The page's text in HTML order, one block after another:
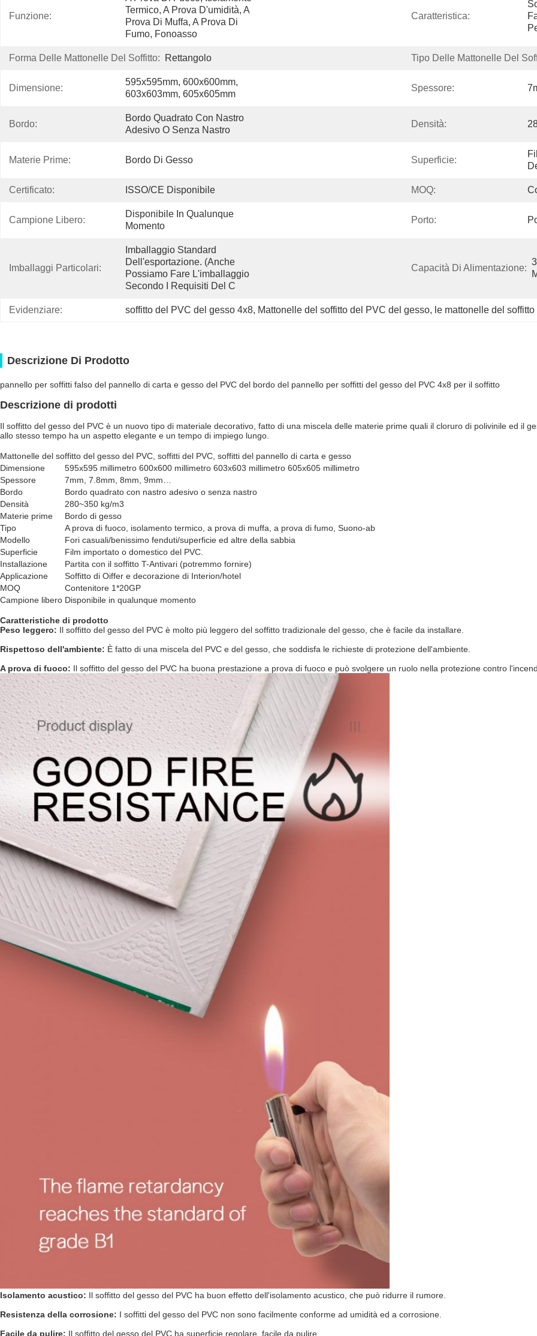
Funzione:
Termico, A Prova D'umidità, A
Prova Di Muffa, A Prova Di
Fumo, Fonoasso
Caratteristica:
Forma Delle Mattonelle Del Soffitto: Rettangolo Tipo Delle Mattonelle Del
Dimensione:
595x595mm, 600x600mm,
603x603mm, 605x605mm
Spessore:
Bordo:
Bordo Quadrato Con Nastro
Adesivo O Senza Nastro
Densità:
Materie Prime: Bordo Di Gesso Superficie:
Certificato: ISSO/CE Disponibile MOQ:
Campione Libero:
Disponibile In Qualunque
Momento
Porto:
Imballaggi Particolari:
Imballaggio Standard
Dell'esportazione. (anche
Possiamo Fare L'imballaggio
Secondo I Requisiti Del C
Capacità Di Alimentazione:
Evidenziare: soffitto del PVC del gesso 4x8, Mattonelle del soffitto del PVC del gesso, le mattonelle del
Descrizione Di Prodotto
pannello per soffitti falso del pannello di carta e gesso del PVC del bordo del pannello per soffitti del gesso del PVC 4x8 per il soffitto
Descrizione di prodotti
Il soffitto del gesso del PVC è un nuovo tipo di materiale decorativo, fatto di una miscela delle materie prime quali il cloruro di polivinile ed il
allo stesso tempo ha un aspetto elegante e un tempo di impiego lungo.
Mattonelle del soffitto del gesso del PVC, soffitti del PVC, soffitti del pannello di carta e gesso
Dimensione
595x595 millimetro 600x600 millimetro 603x603 millimetro 605x605 millimetro
Spessore
7mm, 7.8mm, 8mm, 9mm…
Bordo
Bordo quadrato con nastro adesivo o senza nastro
Densità
280~350 kg/m3
Materie prime
Bordo di gesso
Tipo
A prova di fuoco, isolamento termico, a prova di muffa, a prova di fumo, Suono-ab
Modello
Fori casuali/benissimo fenduti/superficie ed altre della sabbia
Superficie
Film importato o domestico del PVC.
Installazione
Partita con il soffitto T-Antivari (potremmo fornire)
Applicazione
Soffitto di Oiffer e decorazione di Interion/hotel
MOQ
Contenitore 1*20GP
Campione libero Disponibile in qualunque momento
Caratteristiche di prodotto
Peso leggero: Il soffitto del gesso del PVC è molto più leggero del soffitto tradizionale del gesso, che è facile da installare.
Rispettoso dell'ambiente: È fatto di una miscela del PVC e del gesso, che soddisfa le richieste di protezione dell'ambiente.
A prova di fuoco: Il soffitto del gesso del PVC ha buona prestazione a prova di fuoco e può svolgere un ruolo nella protezione contro
Isolamento acustico: Il soffitto del gesso del PVC ha buon effetto dell'isolamento acustico, che può ridurre il rumore.
Resistenza della corrosione: I soffitti del gesso del PVC non sono facilmente conforme ad umidità ed a corrosione.
Facile da pulire: Il soffitto del gesso del PVC ha superficie regolare, facile da pulire